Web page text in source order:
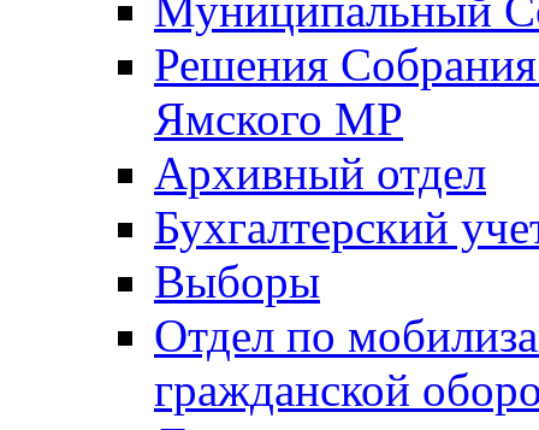
Решения
Ямского МР
Архивный отдел
Бухгалтерский
Выборы
Отдел по
гражданской